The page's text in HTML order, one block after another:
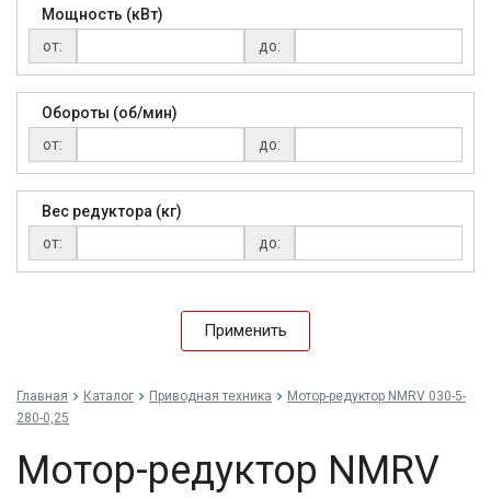
Мощность (кВт)
от:
до:
Обороты (об/мин)
от:
до:
Вес редуктора (кг)
от:
до:
Применить
Главная Каталог Приводная техника
Мо­тор-ре­дук­тор NMRV 030-5-
280-0,25
Мо­тор-ре­дук­тор NMRV